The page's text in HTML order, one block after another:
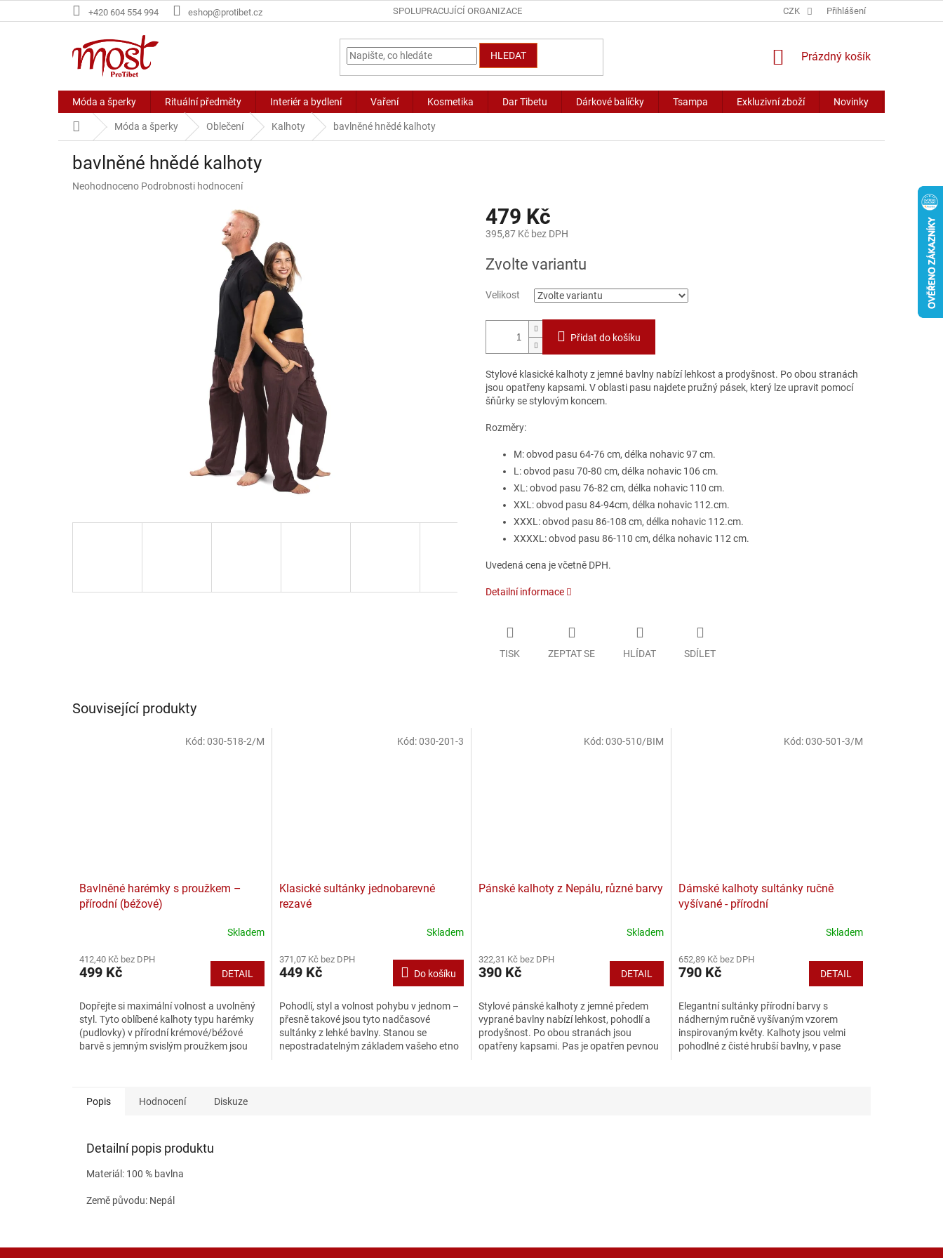
na
+420 604 554 994 eshop@protibet.cz SPOLUPRACUJÍCÍ ORGANIZACE CZK Přihlášení
HLEDAT
NÁKUPNÍ
Prázdný košík
Móda a šperky Rituální předměty Interiér a bydlení Vaření Kosmetika Dar Tibetu Dárkové balíčky Tsampa Exkluzivní zboží Novinky
Domů Móda a šperky Oblečení Kalhoty bavlněné hnědé kalhoty
bavlněné hnědé kalhoty
Průměrné
Neohodnoceno Podrobnosti hodnocení
479 Kč
395,87 Kč bez DPH
cena:
Zvolte variantu
Velikost
Přidat do košíku
Stylové klasické kalhoty z jemné bavlny nabízí lehkost a prodyšnost. Po obou stranách
jsou opatřeny kapsami. V oblasti pasu najdete pružný pásek, který lze upravit pomocí
šňůrky se stylovým koncem.
Rozměry:
M: obvod pasu 64-76 cm, délka nohavic 97 cm.
L: obvod pasu 70-80 cm, délka nohavic 106 cm.
XL: obvod pasu 76-82 cm, délka nohavic 110 cm.
XXL: obvod pasu 84-94cm, délka nohavic 112.cm.
XXXL: obvod pasu 86-108 cm, délka nohavic 112.cm.
XXXXL: obvod pasu 86-110 cm, délka nohavic 112 cm.
Uvedená cena je včetně DPH.
Detailní informace
TISK ZEPTAT SE HLÍDAT SDÍLET
Související produkty
Bavlněné harémky s proužkem –
přírodní (béžové)
Skladem
412,40 Kč bez DPH
499 Kč DETAIL
Dopřejte si maximální volnost a uvolněný
styl. Tyto oblíbené kalhoty typu harémky
(pudlovky) v přírodní krémové/béžové
barvě s jemným svislým proužkem jsou
Kód:030-518-2/M
Klasické sultánky jednobarevné
rezavé
Skladem
371,07 Kč bez DPH
449 Kč Do košíku
Pohodlí, styl a volnost pohybu v jednom –
přesně takové jsou tyto nadčasové
sultánky z lehké bavlny. Stanou se
nepostradatelným základem vašeho etno
Kód:030-201-3
Pánské kalhoty z Nepálu, různé barvy
produktu
je
z
hvězdiček.
Skladem
322,31 Kč bez DPH
390 Kč DETAIL
Stylové pánské kalhoty z jemné předem
vyprané bavlny nabízí lehkost, pohodlí a
prodyšnost. Po obou stranách jsou
opatřeny kapsami. Pas je opatřen pevnou
Kód:030-510/BIM
Dámské kalhoty sultánky ručně
vyšívané - přírodní
Skladem
652,89 Kč bez DPH
790 Kč DETAIL
Elegantní sultánky přírodní barvy s
nádherným ručně vyšívaným vzorem
inspirovaným květy. Kalhoty jsou velmi
pohodlné z čisté hrubší bavlny, v pase
Kód:030-501-3/M
Popis Hodnocení Diskuze
Detailní popis produktu
Materiál: 100 % bavlna
Země původu: Nepál